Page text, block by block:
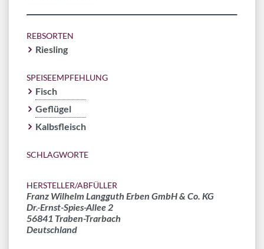
REBSORTEN
Riesling
SPEISEEMPFEHLUNG
Fisch
Geflügel
Kalbsfleisch
SCHLAGWORTE
HERSTELLER/ABFÜLLER
Franz Wilhelm Langguth Erben GmbH & Co. KG
Dr.-Ernst-Spies-Allee 2
56841 Traben-Trarbach
Deutschland